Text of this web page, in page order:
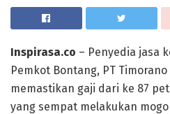
Inspirasa.co – Penyedia jasa
Pemkot Bontang, PT
memastikan gaji dari ke 87
yang sempat melakukan